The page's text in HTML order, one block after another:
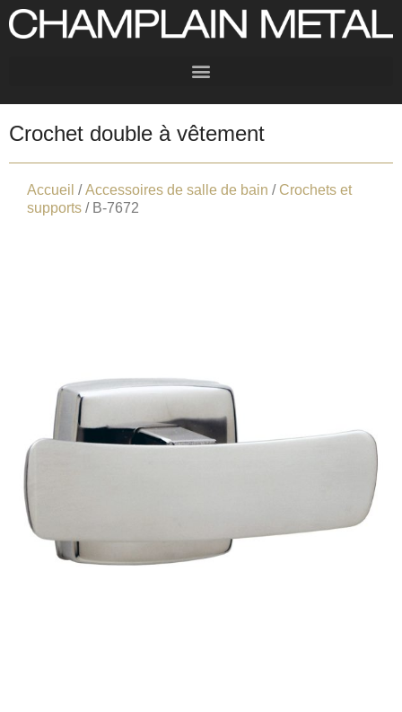
Crochet double à vêtement
Accueil /Accessoires de salle de bain / Crochets et
supports / B-7672